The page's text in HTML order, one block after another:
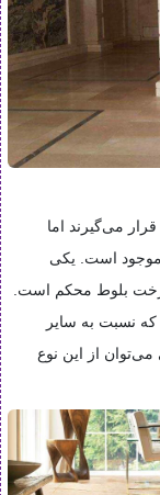
می‌گیرند اما
موجود است. یکی
درخت بلوط محکم است.
که نسبت به سایر
از این نوع